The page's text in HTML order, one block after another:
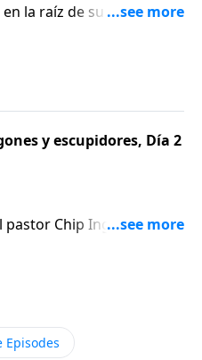
la raíz de su enojo?
prácticos para lidiar
y escupidores, Día 2
pastor Chip Ingram cree
ser muy valioso.
Episodes